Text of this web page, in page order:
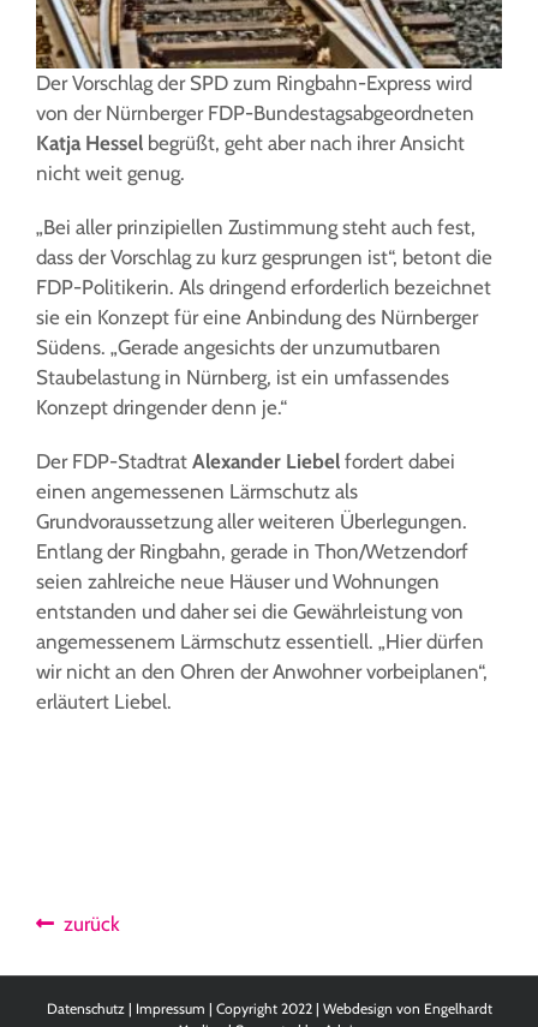
Der Vorschlag der SPD zum Ringbahn-Express wird
von der Nürnberger FDP-Bundestagsabgeordneten
Katja Hessel begrüßt, geht aber nach ihrer Ansicht
nicht weit genug.
„Bei aller prinzipiellen Zustimmung steht auch fest,
dass der Vorschlag zu kurz gesprungen ist“, betont die
FDP-Politikerin. Als dringend erforderlich bezeichnet
sie ein Konzept für eine Anbindung des Nürnberger
Südens. „Gerade angesichts der unzumutbaren
Staubelastung in Nürnberg, ist ein umfassendes
Konzept dringender denn je.“
Der FDP-Stadtrat Alexander Liebel fordert dabei
einen angemessenen Lärmschutz als
Grundvoraussetzung aller weiteren Überlegungen.
Entlang der Ringbahn, gerade in Thon/Wetzendorf
seien zahlreiche neue Häuser und Wohnungen
entstanden und daher sei die Gewährleistung von
angemessenem Lärmschutz essentiell. „Hier dürfen
wir nicht an den Ohren der Anwohner vorbeiplanen“,
erläutert Liebel.
zurück
Datenschutz| Impressum | Copyright 2022 | Webdesign von Engelhardt